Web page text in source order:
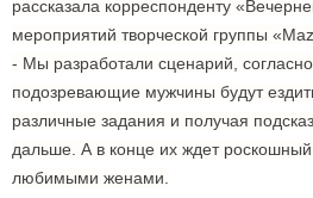
рассказала корреспонденту
мероприятий творческой группы
- Мы разработали сценарий,
подозревающие мужчины будут
различные задания и получая
дальше. А в конце их ждет
любимыми женами.